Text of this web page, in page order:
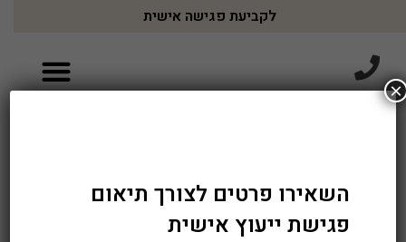
לקביעת פגישה אישית
השאירו פרטים לצורך תיאום
פגישת ייעוץ אישית
×